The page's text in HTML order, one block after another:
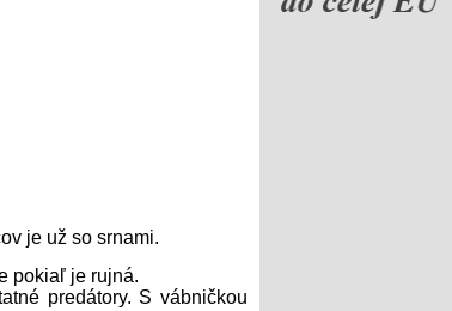
je už so srnami.
pokiaľ je rujná.
predátory. S vábničkou